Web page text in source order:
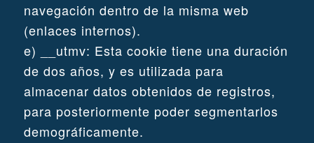
navegación dentro de la misma web
(enlaces internos).
e) __utmv: Esta cookie tiene una duración
de dos años, y es utilizada para
almacenar datos obtenidos de registros,
para posteriormente poder segmentarlos
demográficamente.